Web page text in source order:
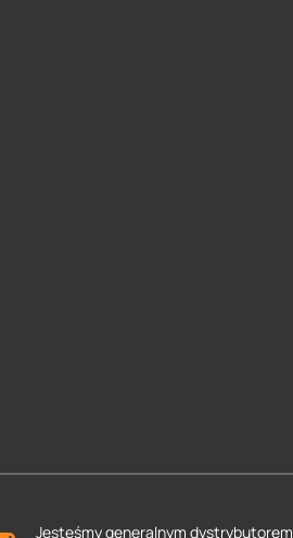
Jesteśmy generalnym dystrybutorem